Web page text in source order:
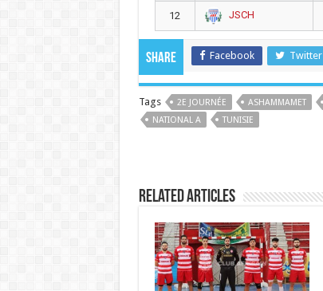
12 JSCH
Share Facebook Twitter
Tags 2E JOURNÉE ASHAMMAMET
NATIONAL A
TUNISIE
Related Articles